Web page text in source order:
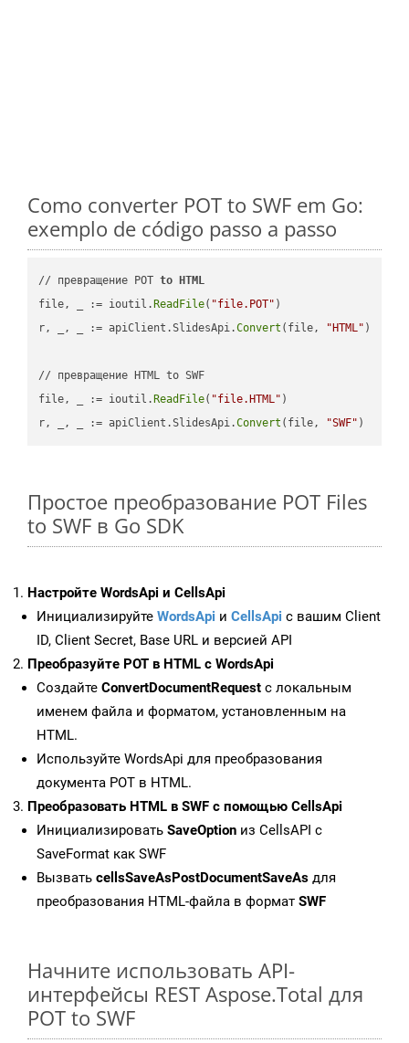
Como converter POT to SWF em Go:
exemplo de código passo a passo
// превращение POT to
HTML
file, _ := ioutil. ReadFile( "file.POT" )
r, _, _ := apiClient.SlidesApi.Convert (file, "HTML" )
// превращение HTML to SWF
file, _ := ioutil. ReadFile( "file.HTML" )
r, _, _ := apiClient.SlidesApi.Convert (file, "SWF"
Простое преобразование POT Files
to SWF в Go SDK
Настройте WordsApi и CellsApi
Инициализируйте WordsApi и CellsApi с вашим Client
ID, Client Secret, Base URL и версией API
Преобразуйте POT в HTML с WordsApi
Создайте ConvertDocumentRequest с локальным
именем файла и форматом, установленным на
HTML.
Используйте WordsApi для преобразования
документа POT в HTML.
Преобразовать HTML в SWF с помощью CellsApi
Инициализировать SaveOption из CellsAPI с
SaveFormat как SWF
Вызвать cellsSaveAsPostDocumentSaveAs для
преобразования HTML-файла в формат SWF
Начните использовать API-
интерфейсы REST Aspose.Total для
POT to SWF